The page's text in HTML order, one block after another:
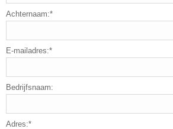
Achternaam:*
E-mailadres:*
Bedrijfsnaam:
Adres:*